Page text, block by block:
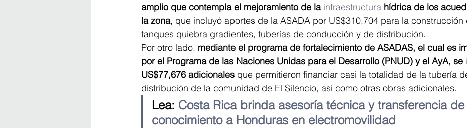
amplio que contempla el mejoramiento de la infraestructura hídrica de los
la zona, que incluyó aportes de la ASADA por US$310,704 para la construcción
tanques quiebra gradientes, tuberías de conducción y de distribución.
Por otro lado, mediante el programa de fortalecimiento de ASADAS, el cual es
por el Programa de las Naciones Unidas para el Desarrollo (PNUD) y el AyA, se
US$77,676 adicionales que permitieron financiar casi la totalidad de la tubería
distribución de la comunidad de El Silencio, así como otras obras adicionales.
Lea: Costa Rica brinda asesoría técnica y transferencia de
conocimiento a Honduras en electromovilidad